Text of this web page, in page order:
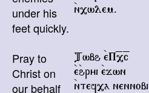
under his
feet quickly.
`n,wlem.
Pray to
Christ on
our behalf
Twbh `eP=,=c
`e`hryi `ejwn
`ntef,a nennobi